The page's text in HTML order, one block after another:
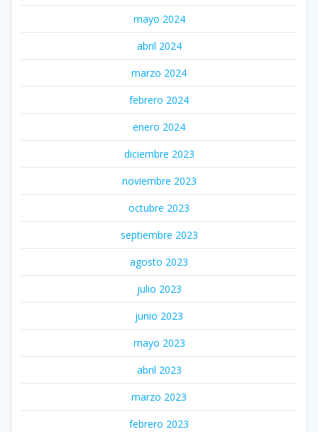
mayo 2024
abril 2024
marzo 2024
febrero 2024
enero 2024
diciembre 2023
noviembre 2023
octubre 2023
septiembre 2023
agosto 2023
julio 2023
junio 2023
mayo 2023
abril 2023
marzo 2023
febrero 2023